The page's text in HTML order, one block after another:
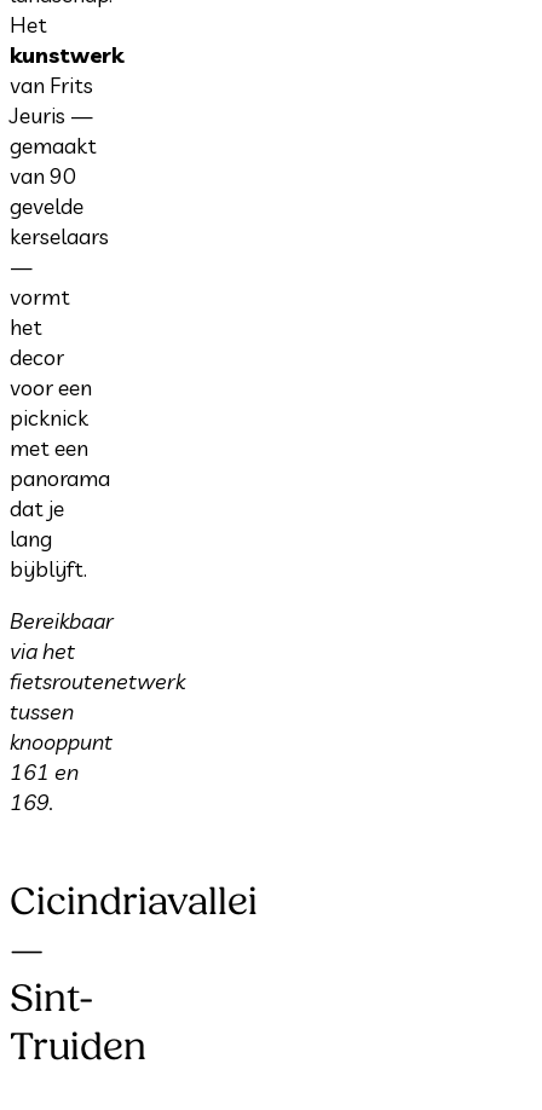
Het
kunstwerk
van Frits
Jeuris —
gemaakt
van 90
gevelde
kerselaars
—
vormt
het
decor
voor een
picknick
met een
panorama
dat je
lang
bijblijft.
Bereikbaar
via het
fietsroutenetwerk
tussen
knooppunt
161 en
169.
Cicindriavallei
—
Sint-
Truiden